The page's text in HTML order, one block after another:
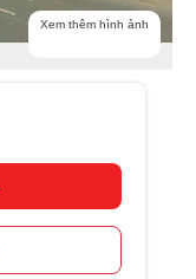
Xem thêm hình ảnh